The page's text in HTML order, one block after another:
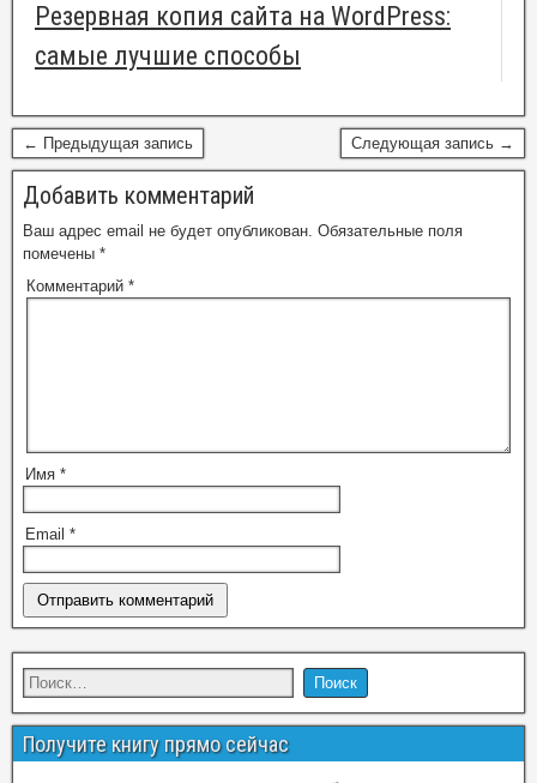
Резервная копия сайта на WordPress:
самые лучшие способы
← Предыдущая запись Следующая запись →
Добавить комментарий
Ваш адрес email не будет опубликован. Обязательные поля
помечены *
Комментарий *
Имя *
Email *
Получите книгу прямо сейчас